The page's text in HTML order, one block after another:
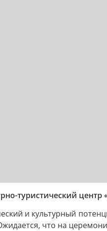
туристический
и культурный
что на